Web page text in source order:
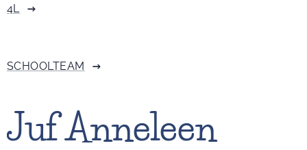
4L
SCHOOLTEAM
Juf Anneleen